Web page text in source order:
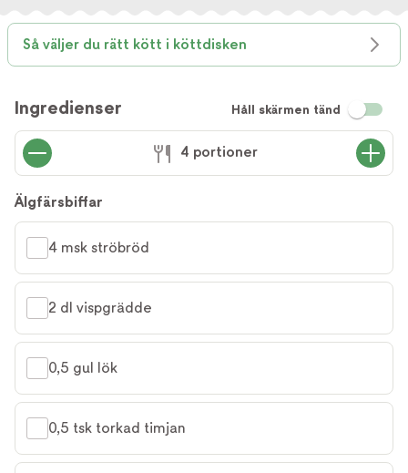
Så väljer du rätt kött i köttdisken
Ingredienser Håll skärmen tänd
4 portioner
Älgfärsbiffar
4 msk ströbröd
2 dl vispgrädde
0,5 gul lök
0,5 tsk torkad timjan